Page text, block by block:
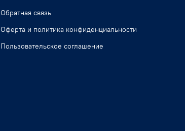
Обратная связь
Оферта и политика конфиденциальности
Пользовательское соглашение